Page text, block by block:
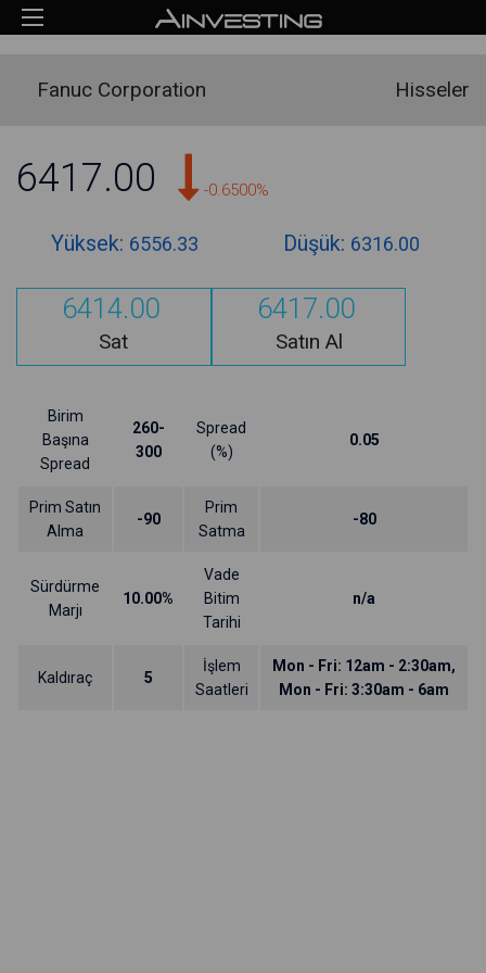
Fanuc Corporation Hisseler
6417.00 -0.6500%
Yüksek: 6556.33 Düşük: 6316.00
6414.00
Sat
6417.00
Satın Al
Birim
Başına
Spread
260-
300
Spread
(%)
0.05
Prim Satın
Alma
-90
Prim
Satma
-80
Sürdürme
Marjı
10.00%
Vade
Bitim
Tarihi
n/a
Kaldıraç 5
İşlem
Saatleri
Mon - Fri: 12am - 2:30am,
Mon - Fri: 3:30am - 6am